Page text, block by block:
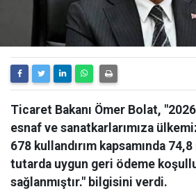
Ticaret Bakanı Ömer Bolat, "2026
esnaf ve sanatkarlarımıza
678 kullandırım kapsamında
tutarda uygun geri ödeme
sağlanmıştır." bilgisini verdi.